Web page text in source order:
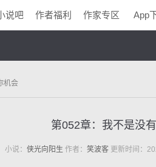
说吧 作者福利 作家专区 App
机会
第052章：我不是没
小说： 侠光向阳生 作者： 笑波客更新时间：